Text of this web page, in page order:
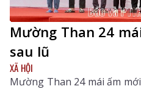
Mường Than 24
sau lũ
XÃ HỘI
Mường Than 24 mái ấm